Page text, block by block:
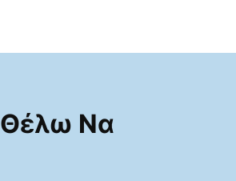
Θέλω Να